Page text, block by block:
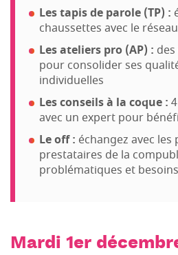
Les tapis de parole (TP) :
chaussettes avec le réseau
Les ateliers pro (AP) :
pour consolider ses
individuelles
Les conseils à la coque :
avec un expert pour
Le off : échangez avec
prestataires de la
problématiques et besoins
Mardi 1er